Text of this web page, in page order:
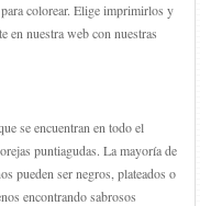
colorear. Elige imprimirlos y
en nuestra web con nuestras
se encuentran en todo el
puntiagudas. La mayoría de
pueden ser negros, plateados o
encontrando sabrosos